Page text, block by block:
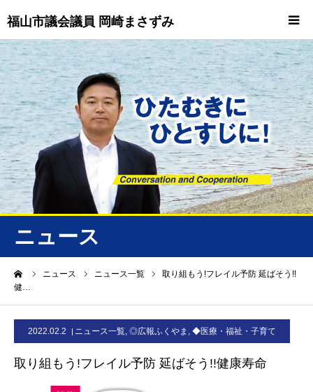
福山市議会議員 岡崎まさずみ
ニュース
ニュース ニュース一覧
取り組もう!フレイル予防 延ばそう!!
健…
2022.02.2 ニュース一覧, ◎広報ふくやま , ◆医療・福祉・子育て
取り組もう!フレイル予防 延ばそう!!健康寿命
HOME
重要情報
プロフィール
ニュース/トピックス
ニュース
お問合せ